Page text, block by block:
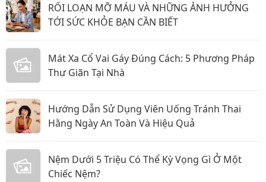
RỐI LOẠN MỠ MÁU VÀ NHỮNG ẢNH HƯỞNG
TỚI SỨC KHỎE BẠN CẦN BIẾT
Mát Xa Cổ Vai Gáy Đúng Cách: 5 Phương Pháp
Thư Giãn Tại Nhà
Hướng Dẫn Sử Dụng Viên Uống Tránh Thai
Hằng Ngày An Toàn Và Hiệu Quả
Nệm Dưới 5 Triệu Có Thể Kỳ Vọng Gì Ở Một
Chiếc Nệm?